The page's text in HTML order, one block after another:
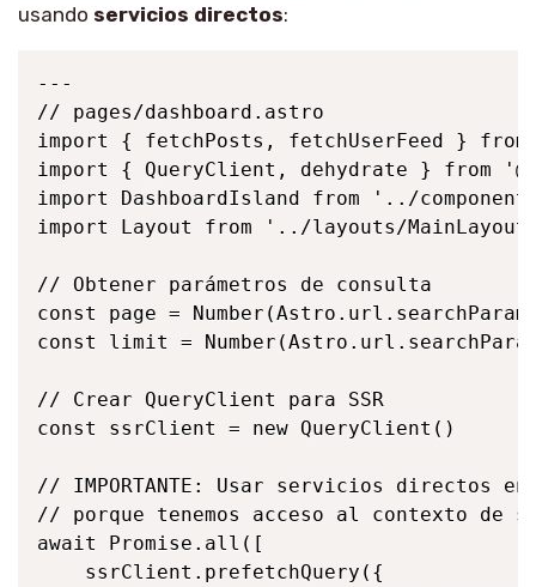
usando servicios directos:
---
// pages/dashboard.astro
import { fetchPosts, fetchUserFeed }
import { QueryClient, dehydrate } from
import DashboardIsland from '../
import Layout from '../layouts/
// Obtener parámetros de consulta
const page =
const limit =
// Crear QueryClient para SSR
const ssrClient = new QueryClient()
// IMPORTANTE: Usar servicios directos en
// porque tenemos acceso al contexto de
await Promise.all([
    ssrClient.prefetchQuery({